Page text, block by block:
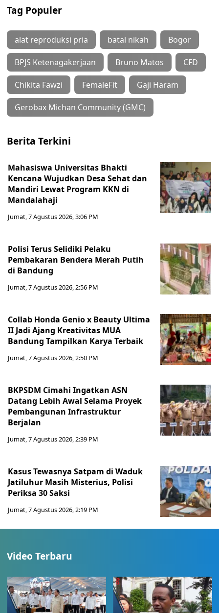
Tag Populer
alat reproduksi pria batal nikah Bogor
BPJS Ketenagakerjaan Bruno Matos CFD
Chikita Fawzi FemaleFit Gaji Haram
Gerobax Michan Community (GMC)
Berita Terkini
Mahasiswa Universitas Bhakti
Kencana Wujudkan Desa Sehat dan
Mandiri Lewat Program KKN di
Mandalahaji
Jumat, 7 Agustus 2026, 3:06 PM
Polisi Terus Selidiki Pelaku
Pembakaran Bendera Merah Putih
di Bandung
Jumat, 7 Agustus 2026, 2:56 PM
Collab Honda Genio x Beauty Ultima
II Jadi Ajang Kreativitas MUA
Bandung Tampilkan Karya Terbaik
Jumat, 7 Agustus 2026, 2:50 PM
BKPSDM Cimahi Ingatkan ASN
Datang Lebih Awal Selama Proyek
Pembangunan Infrastruktur
Berjalan
Jumat, 7 Agustus 2026, 2:39 PM
Kasus Tewasnya Satpam di Waduk
Jatiluhur Masih Misterius, Polisi
Periksa 30 Saksi
Jumat, 7 Agustus 2026, 2:19 PM
Video Terbaru